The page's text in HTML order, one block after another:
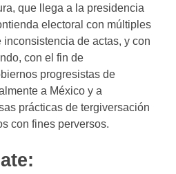
que llega a la presidencia
electoral con múltiples
de actas, y con
con el fin de
progresistas de
a México y a
prácticas de tergiversación
con fines perversos.